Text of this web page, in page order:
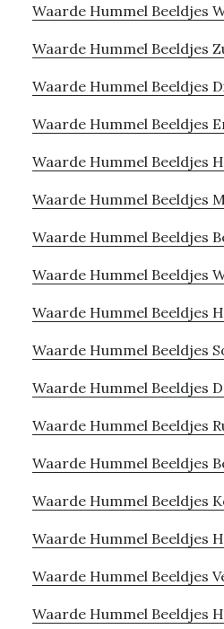
Waarde Hummel Beeldjes
Waarde Hummel Beeldjes
Waarde Hummel Beeldjes
Waarde Hummel Beeldjes
Waarde Hummel Beeldjes
Waarde Hummel Beeldjes
Waarde Hummel Beeldjes
Waarde Hummel Beeldjes
Waarde Hummel Beeldjes
Waarde Hummel Beeldjes
Waarde Hummel Beeldjes
Waarde Hummel Beeldjes
Waarde Hummel Beeldjes
Waarde Hummel Beeldjes
Waarde Hummel Beeldjes
Waarde Hummel Beeldjes
Waarde Hummel Beeldjes